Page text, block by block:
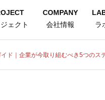
ェクト
COMPANY
会社情報 ラ
ド｜企業が今取り組むべき5つのス